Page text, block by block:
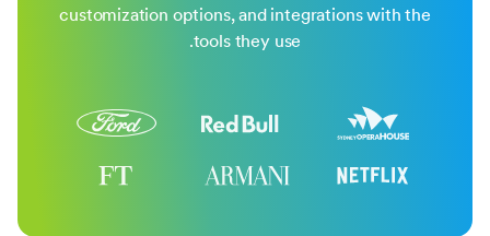
customization options, and integrations with the
tools they use.